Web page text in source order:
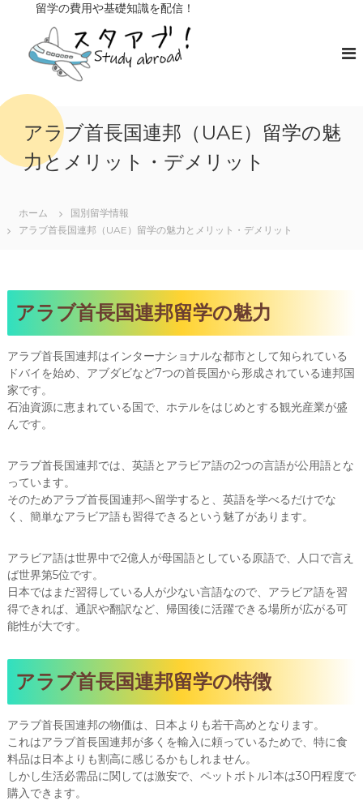
ス
プ
留学の費用や基礎知識を配信！
礎
知
を
アラブ首長国連邦（UAE）留学の魅
力とメリット・デメリット
ホーム
国別留学情報
アラブ首長国連邦（UAE）留学の魅力とメリット・デメリット
アラブ首長国連邦留学の魅力
アラブ首長国連邦はインターナショナルな都市として知られている
ドバイを始め、アブダビなど7つの首長国から形成されている連邦国
家です。
石油資源に恵まれている国で、ホテルをはじめとする観光産業が盛
んです。
アラブ首長国連邦では、英語とアラビア語の2つの言語が公用語とな
っています。
そのためアラブ首長国連邦へ留学すると、英語を学べるだけでな
く、簡単なアラビア語も習得できるという魅了があります。
アラビア語は世界中で2億人が母国語としている原語で、人口で言え
ば世界第5位です。
日本ではまだ習得している人が少ない言語なので、アラビア語を習
得できれば、通訳や翻訳など、帰国後に活躍できる場所が広がる可
能性が大です。
アラブ首長国連邦留学の特徴
アラブ首長国連邦の物価は、日本よりも若干高めとなります。
これはアラブ首長国連邦が多くを輸入に頼っているためで、特に食
料品は日本よりも割高に感じるかもしれません。
しかし生活必需品に関しては激安で、ペットボトル1本は30円程度で
購入できます。